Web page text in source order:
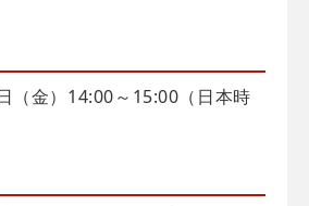
（金）14:00～15:00（日本時